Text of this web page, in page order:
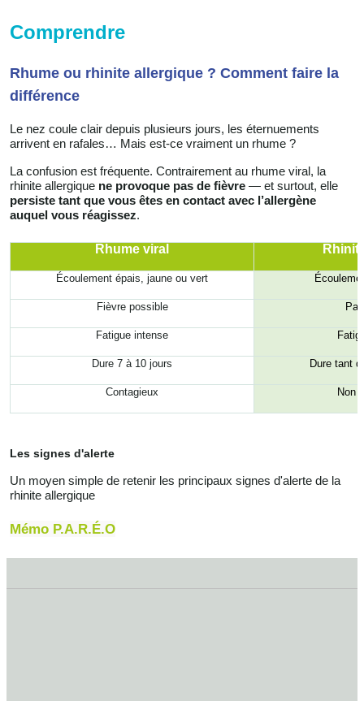
Comprendre
Rhume ou rhinite allergique ? Comment faire la
différence
Le nez coule clair depuis plusieurs jours, les éternuements
arrivent en rafales… Mais est-ce vraiment un rhume ?
La confusion est fréquente. Contrairement au rhume viral, la
rhinite allergique ne provoque pas de fièvre — et surtout, elle
persiste tant que vous êtes en contact avec l’allergène
auquel vous réagissez.
Rhume viral
Écoulement épais, jaune ou vert
Fièvre possible
Fatigue intense
Dure 7 à 10 jours Dure tant
Contagieux Non
Les signes d'alerte
Un moyen simple de retenir les principaux signes d'alerte de la
rhinite allergique
Mémo P.A.R.É.O